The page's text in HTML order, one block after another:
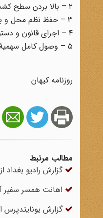
۲ – بالا بردن سطح کشت و ازدیاد محصولات کشاورزی
۳ – حفظ نظم محل و بالا بردن سطح فکر بانوان و راهنمایی آنان در امور خانه‌داری و امور اجتماعی
۴ – اجرای قانون و دستورات دولتی با رعایت عدالت و مساوات
۵ – وصول کامل سهمیۀ ۵ درصد عمران از مالکین و کوشش در راه پیشرفت امور فرهنگی
روزنامه کیهان
مطالب مرتبط
گزارش رادیو
اهانت همسر سفیر
گزارش یونایتدپرس